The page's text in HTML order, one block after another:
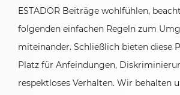
ESTADOR Beiträge wohlfühlen,
folgenden einfachen Regeln zum
miteinander. Schließlich bieten diese
Platz für Anfeindungen,
respektloses Verhalten. Wir behalten